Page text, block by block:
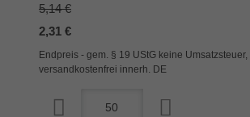
5,14 €
2,31 €
Endpreis - gem. § 19 UStG keine Umsatzsteuer,
versandkostenfrei innerh. DE